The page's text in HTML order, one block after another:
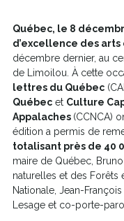
Québec, le 8
d’excellence des
décembre dernier, au
de Limoilou. À cette
lettres du Québec
Québec et Culture
Appalaches (CCNCA)
édition a permis de
totalisant près de 40
maire de Québec,
naturelles et des Forêts
Nationale, Jean-
Lesage et co-porte-